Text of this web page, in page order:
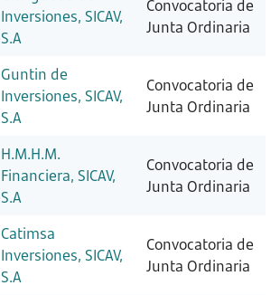
Inversiones, SICAV,
S.A
Convocatoria de
Junta Ordinaria
Guntin de
Inversiones, SICAV,
S.A
Convocatoria de
Junta Ordinaria
H.M.H.M.
Financiera, SICAV,
S.A
Convocatoria de
Junta Ordinaria
Catimsa
Inversiones, SICAV,
S.A
Convocatoria de
Junta Ordinaria